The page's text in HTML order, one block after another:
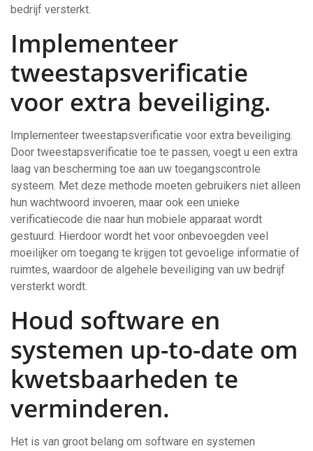
bedrijf versterkt.
Implementeer
tweestapsverificatie
voor extra beveiliging.
Implementeer tweestapsverificatie voor extra beveiliging.
Door tweestapsverificatie toe te passen, voegt u een extra
laag van bescherming toe aan uw toegangscontrole
systeem. Met deze methode moeten gebruikers niet alleen
hun wachtwoord invoeren, maar ook een unieke
verificatiecode die naar hun mobiele apparaat wordt
gestuurd. Hierdoor wordt het voor onbevoegden veel
moeilijker om toegang te krijgen tot gevoelige informatie of
ruimtes, waardoor de algehele beveiliging van uw bedrijf
versterkt wordt.
Houd software en
systemen up-to-date om
kwetsbaarheden te
verminderen.
Het is van groot belang om software en systemen